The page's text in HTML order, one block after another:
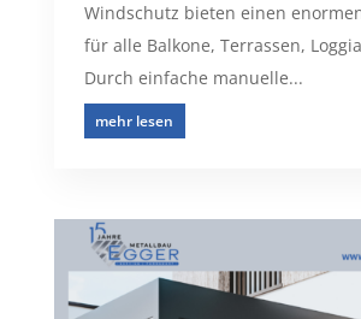
Windschutz bieten einen
für alle Balkone, Terrassen,
Durch einfache manuelle...
mehr lesen